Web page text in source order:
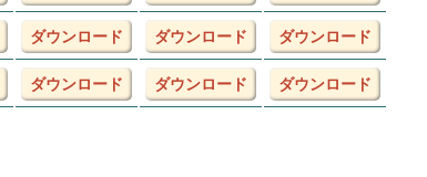
ダウンロード ダウンロード ダウンロード
ダウンロード ダウンロード ダウンロード